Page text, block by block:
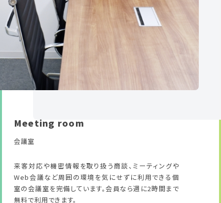
Meeting room
会議室
来客対応や機密情報を取り扱う商談、ミーティングや
Web会議など周囲の環境を気にせずに利用できる個
室の会議室を完備しています。会員なら週に2時間まで
無料で利用できます。